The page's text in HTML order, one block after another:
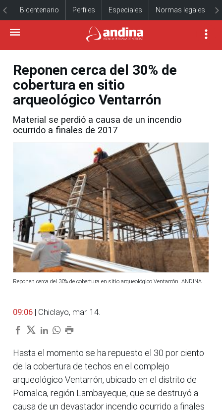
Bicentenario Perfiles Especiales Normas legales
Reponen cerca del 30% de
cobertura en sitio
arqueológico Ventarrón
Material se perdió a causa de un incendio
ocurrido a finales de 2017
Reponen cerca del 30% de cobertura en sitio arqueológico Ventarrón. ANDINA
09:06 | Chiclayo, mar. 14.
Hasta el momento se ha repuesto el 30 por ciento
de la cobertura de techos en el complejo
arqueológico Ventarrón, ubicado en el distrito de
Pomalca, región Lambayeque, que se destruyó a
causa de un devastador incendio ocurrido a finales